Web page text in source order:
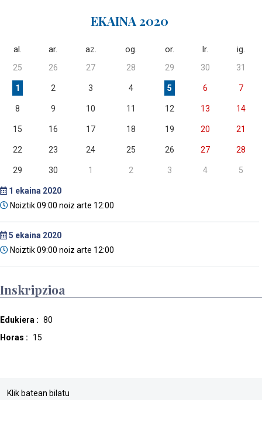
EKAINA 2020
al. ar. az. og. or. lr. ig.
25 26 27 28 29 30 31
1 2 3 4 5 6 7
8 9 10 11 12 13 14
15 16 17 18 19 20 21
22 23 24 25 26 27 28
29 30 1 2 3 4 5
1 ekaina 2020
Noiztik 09:00 noiz arte 12:00
5 ekaina 2020
Noiztik 09:00 noiz arte 12:00
Inskripzioa
Edukiera : 80
Horas :
15
Klik batean bilatu